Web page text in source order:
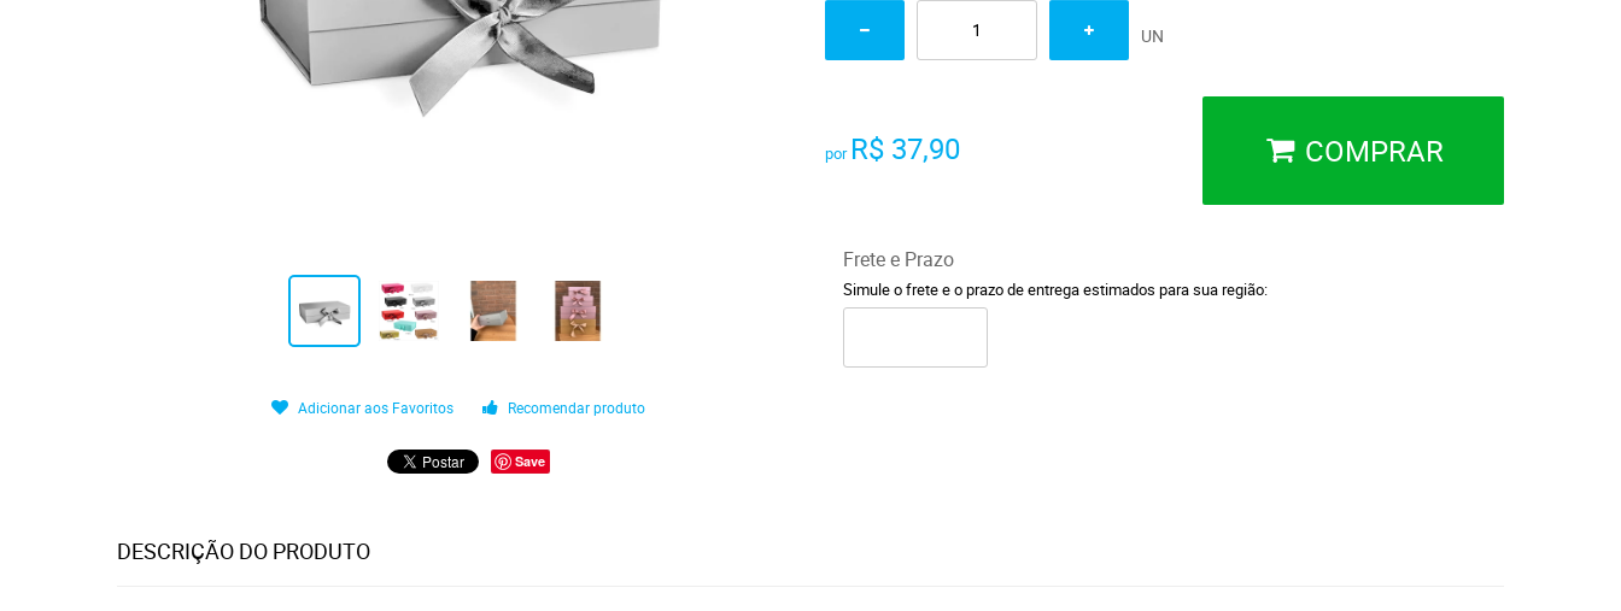
Adicionar aos Favoritos Recomendar produto
Save
UN
por R$ 37,90 COMPRAR
Frete e Prazo
Simule o frete e o prazo de entrega estimados para sua região:
DESCRIÇÃO DO PRODUTO